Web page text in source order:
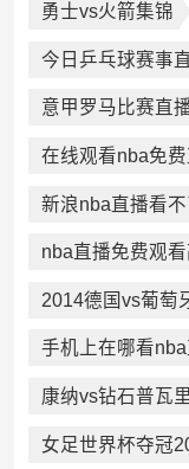
勇士vs火箭集锦
今日乒乓球赛事
意甲罗马比赛直
在线观看nba免
新浪nba直播看不
nba直播免费观
2014德国vs葡萄
手机上在哪看
康纳vs钻石普瓦
女足世界杯夺冠